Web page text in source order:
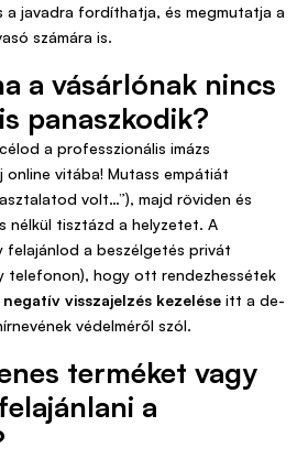
a javadra fordíthatja, és megmutatja a
számára is.
a vásárlónak nincs
panaszkodik?
a professzionális imázs
online vitába! Mutass empátiát
volt…”), majd röviden és
nélkül tisztázd a helyzetet. A
a beszélgetés privát
telefonon), hogy ott rendezhessétek
negatív visszajelzés kezelése itt a de-
védelméről szól.
terméket vagy
a